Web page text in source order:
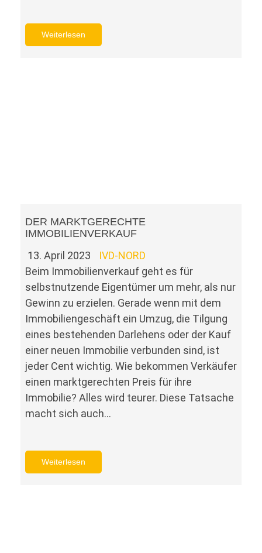
Weiterlesen
DER MARKTGERECHTE
IMMOBILIENVERKAUF
13. April 2023
IVD-NORD
Beim Immobilienverkauf geht es für
selbstnutzende Eigentümer um mehr, als nur
Gewinn zu erzielen. Gerade wenn mit dem
Immobiliengeschäft ein Umzug, die Tilgung
eines bestehenden Darlehens oder der Kauf
einer neuen Immobilie verbunden sind, ist
jeder Cent wichtig. Wie bekommen Verkäufer
einen marktgerechten Preis für ihre
Immobilie? Alles wird teurer. Diese Tatsache
macht sich auch…
Weiterlesen